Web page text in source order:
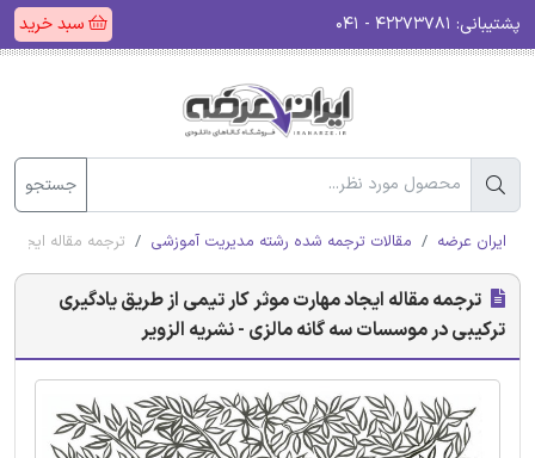
پشتیبانی: سبد خرید
جستجو
ایران عرضه مقالات ترجمه شده رشته مدیریت آموزشی ترجمه مقاله
ترجمه مقاله ایجاد مهارت موثر کار تیمی از طریق یادگیری
ترکیبی در موسسات سه گانه مالزی - نشریه الزویر